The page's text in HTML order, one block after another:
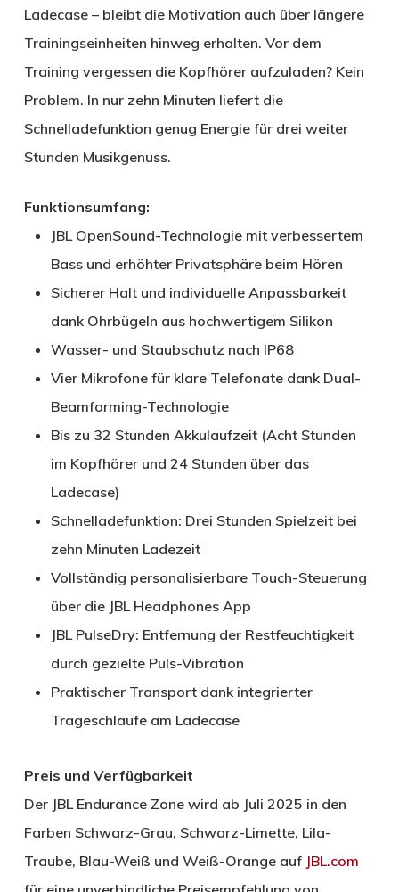
Ladecase – bleibt die Motivation auch über längere
Trainingseinheiten hinweg erhalten. Vor dem
Training vergessen die Kopfhörer aufzuladen? Kein
Problem. In nur zehn Minuten liefert die
Schnelladefunktion genug Energie für drei weiter
Stunden Musikgenuss.
Funktionsumfang:
JBL OpenSound-Technologie mit verbessertem
Bass und erhöhter Privatsphäre beim Hören
Sicherer Halt und individuelle Anpassbarkeit
dank Ohrbügeln aus hochwertigem Silikon
Wasser- und Staubschutz nach IP68
Vier Mikrofone für klare Telefonate dank Dual-
Beamforming-Technologie
Bis zu 32 Stunden Akkulaufzeit (Acht Stunden
im Kopfhörer und 24 Stunden über das
Ladecase)
Schnelladefunktion: Drei Stunden Spielzeit bei
zehn Minuten Ladezeit
Vollständig personalisierbare Touch-Steuerung
über die JBL Headphones App
JBL PulseDry: Entfernung der Restfeuchtigkeit
durch gezielte Puls-Vibration
Praktischer Transport dank integrierter
Trageschlaufe am Ladecase
Preis und Verfügbarkeit
Der JBL Endurance Zone wird ab Juli 2025 in den
Farben Schwarz-Grau, Schwarz-Limette, Lila-
Traube, Blau-Weiß und Weiß-Orange auf JBL.com